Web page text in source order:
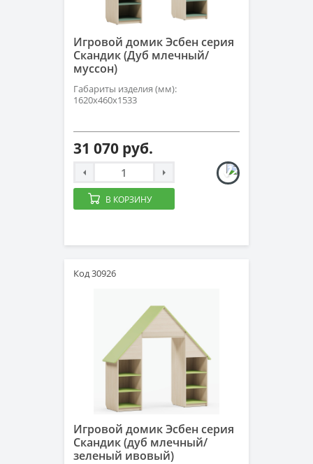
Игровой домик Эсбен серия
Скандик (Дуб млечный/
муссон)
Габариты изделия (мм):
1620х460х1533
31 070 руб.
В КОРЗИНУ
Код 30926
Игровой домик Эсбен серия
Скандик (дуб млечный/
зеленый ивовый)